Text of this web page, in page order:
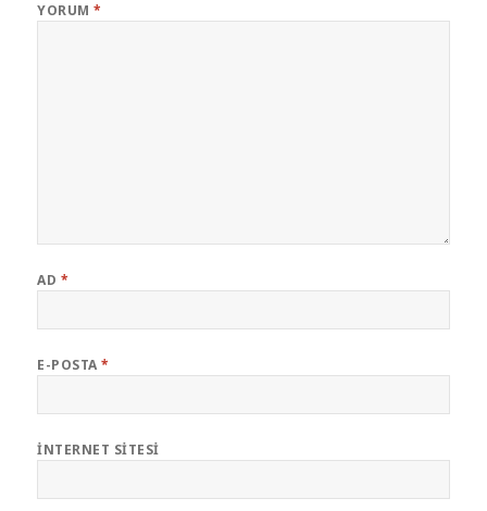
YORUM*
AD *
E-POSTA*
İNTERNET SITESI